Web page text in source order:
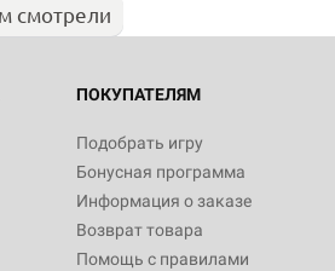
смотрели
ПОКУПАТЕЛЯМ
Подобрать игру
Бонусная программа
Информация о заказе
Возврат товара
Помощь с правилами